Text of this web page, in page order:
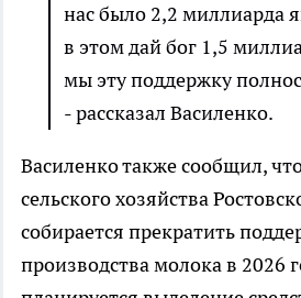
нас было 2,2 миллиарда
в этом дай бог 1,5
мы эту поддержку
- рассказал Василенко.
Василенко также сообщил,
сельского хозяйства
собирается прекратить
производства молока в 2026